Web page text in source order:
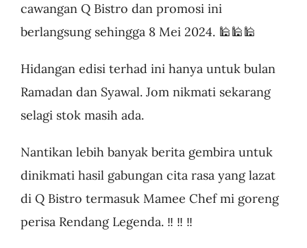
cawangan Q Bistro dan promosi ini
berlangsung sehingga 8 Mei 2024. 🕌🕌🕌
Hidangan edisi terhad ini hanya untuk bulan
Ramadan dan Syawal. Jom nikmati sekarang
selagi stok masih ada.
Nantikan lebih banyak berita gembira untuk
dinikmati hasil gabungan cita rasa yang lazat
di Q Bistro termasuk Mamee Chef mi goreng
perisa Rendang Legenda. ‼ ‼ ‼